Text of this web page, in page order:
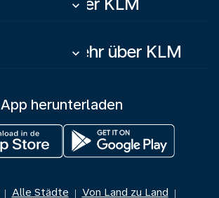
keyboard_arrow_down
Mehr über KLM
keyboard_arrow_down
App herunterladen
| Alle Städte | Von Land zu Land |